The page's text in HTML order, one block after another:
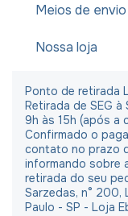
Meios de envio
Nossa loja
Ponto de retirada
Retirada de SEG à
9h às 15h (após a
Confirmado o
contato no prazo
informando sobre
retirada do seu
Sarzedas, n° 200,
Paulo - SP - Loja